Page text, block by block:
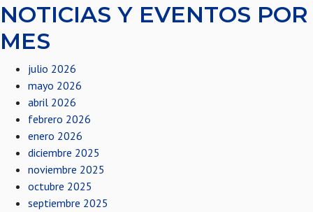
NOTICIAS Y EVENTOS POR
MES
julio 2026
mayo 2026
abril 2026
febrero 2026
enero 2026
diciembre 2025
noviembre 2025
octubre 2025
septiembre 2025